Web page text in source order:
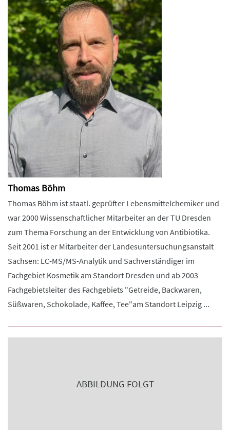
Thomas Böhm
Thomas Böhm ist staatl. geprüfter Lebensmittelchemiker und
war 2000 Wissenschaftlicher Mitarbeiter an der TU Dresden
zum Thema Forschung an der Entwicklung von Antibiotika.
Seit 2001 ist er Mitarbeiter der Landesuntersuchungsanstalt
Sachsen: LC-MS/MS-Analytik und Sachverständiger im
Fachgebiet Kosmetik am Standort Dresden und ab 2003
Fachgebietsleiter des Fachgebiets "Getreide, Backwaren,
Süßwaren, Schokolade, Kaffee, Tee"am Standort Leipzig ...
ABBILDUNG FOLGT